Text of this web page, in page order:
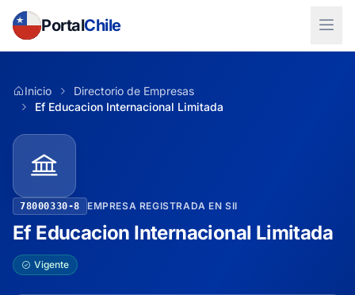
PortalChile
Inicio
Directorio de Empresas
Ef Educacion Internacional Limitada
78000330-8 EMPRESA REGISTRADA EN SII
Ef Educacion Internacional Limitada
Vigente